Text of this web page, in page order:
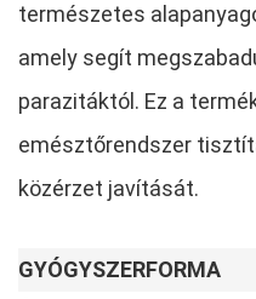
természetes
amely segít
parazitáktól. Ez a
emésztőrendszer
közérzet javítását.
GYÓGYSZERFORMA